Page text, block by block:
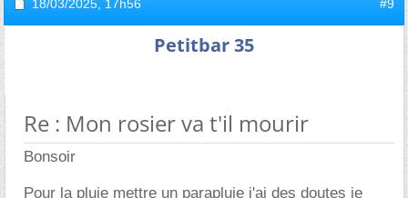
18/03/2025, 17h56 #9
Petitbar 35
Re : Mon rosier va t'il mourir
Bonsoir
Pour la pluie mettre un parapluie j'ai des doutes je